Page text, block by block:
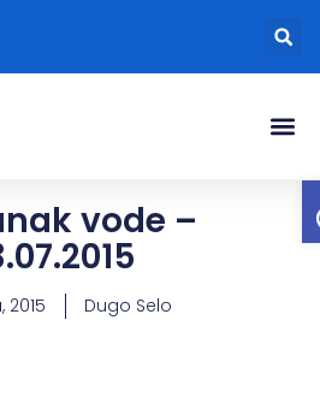
vode –
2015 Dugo Selo